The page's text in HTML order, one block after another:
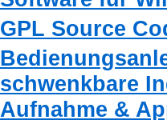
GPL Source
schwenkbare
Aufnahme &